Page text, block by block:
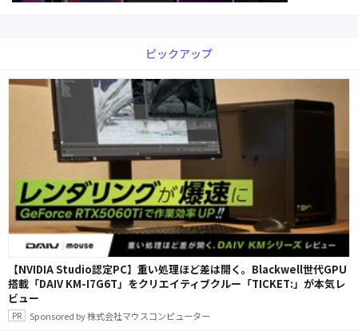
ピックアップ
【NVIDIA Studio認定PC】重い処理ほど差は開く。Blackwell世代GPU
搭載「DAIV KM-I7G6T」をクリエイティブクルー「TICKET:」が本気レ
ビュー
Sponsored by 株式会社マウスコンピューター